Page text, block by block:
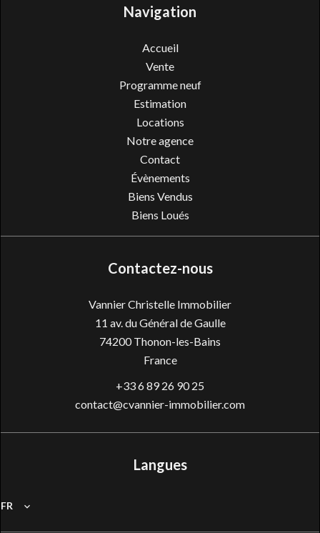
Navigation
Accueil
Vente
Programme neuf
Estimation
Locations
Notre agence
Contact
Évènements
Biens Vendus
Biens Loués
Contactez-nous
Vannier Christelle Immobilier
11 av. du Général de Gaulle
74200Thonon-les-Bains
France
+33 6 89 26 90 25
contact@cvannier-immobilier.com
Langues
FR